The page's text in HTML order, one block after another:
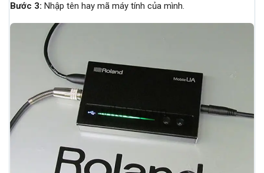
Bước 3: Nhập tên hay mã máy tính của mình.